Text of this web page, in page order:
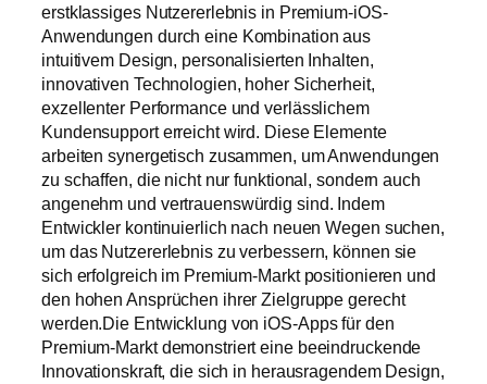
erstklassiges Nutzererlebnis in Premium-iOS-
Anwendungen durch eine Kombination aus
intuitivem Design, personalisierten Inhalten,
innovativen Technologien, hoher Sicherheit,
exzellenter Performance und verlässlichem
Kundensupport erreicht wird. Diese Elemente
arbeiten synergetisch zusammen, um Anwendungen
zu schaffen, die nicht nur funktional, sondern auch
angenehm und vertrauenswürdig sind. Indem
Entwickler kontinuierlich nach neuen Wegen suchen,
um das Nutzererlebnis zu verbessern, können sie
sich erfolgreich im Premium-Markt positionieren und
den hohen Ansprüchen ihrer Zielgruppe gerecht
werden.Die Entwicklung von iOS-Apps für den
Premium-Markt demonstriert eine beeindruckende
Innovationskraft, die sich in herausragendem Design,